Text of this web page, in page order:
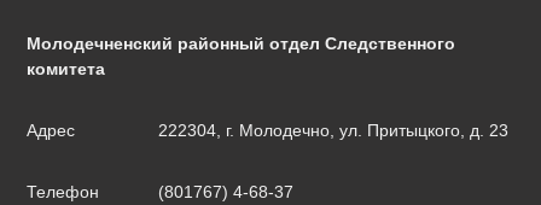
Молодечненский районный отдел Следственного
комитета
Адрес 222304, г. Молодечно, ул. Притыцкого, д. 23
Телефон (801767) 4-68-37